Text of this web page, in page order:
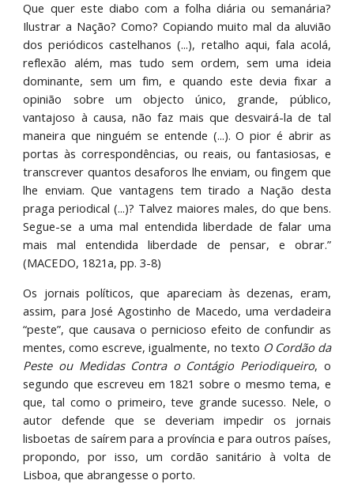
Que quer este diabo com a folha diária ou semanária?
Ilustrar a Nação? Como? Copiando muito mal da aluvião
dos periódicos castelhanos (...), retalho aqui, fala acolá,
reflexão além, mas tudo sem ordem, sem uma ideia
dominante, sem um fim, e quando este devia fixar a
opinião sobre um objecto único, grande, público,
vantajoso à causa, não faz mais que desvairá-la de tal
maneira que ninguém se entende (...). O pior é abrir as
portas às correspondências, ou reais, ou fantasiosas, e
transcrever quantos desaforos lhe enviam, ou fingem que
lhe enviam. Que vantagens tem tirado a Nação desta
praga periodical (...)? Talvez maiores males, do que bens.
Segue-se a uma mal entendida liberdade de falar uma
mais mal entendida liberdade de pensar, e obrar.”
(MACEDO, 1821a, pp. 3-8)
Os jornais políticos, que apareciam às dezenas, eram,
assim, para José Agostinho de Macedo, uma verdadeira
“peste”, que causava o pernicioso efeito de confundir as
mentes, como escreve, igualmente, no texto O Cordão da
Peste ou Medidas Contra o Contágio Periodiqueiro, o
segundo que escreveu em 1821 sobre o mesmo tema, e
que, tal como o primeiro, teve grande sucesso. Nele, o
autor defende que se deveriam impedir os jornais
lisboetas de saírem para a província e para outros países,
propondo, por isso, um cordão sanitário à volta de
Lisboa, que abrangesse o porto.